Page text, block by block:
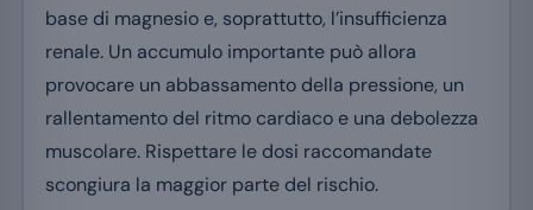
base di magnesio e, soprattutto, l’insufficienza
renale. Un accumulo importante può allora
provocare un abbassamento della pressione, un
rallentamento del ritmo cardiaco e una debolezza
muscolare. Rispettare le dosi raccomandate
scongiura la maggior parte del rischio.